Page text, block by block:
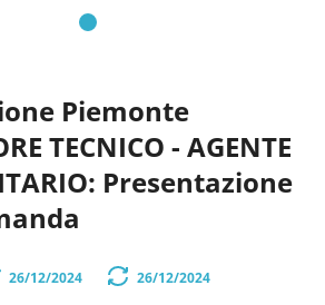
Piemonte
TECNICO - AGENTE
Presentazione
26/12/2024 26/12/2024